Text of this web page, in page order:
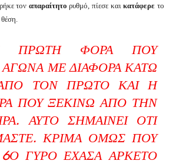
τον απαραίτητο ρυθμό, πίεσε καικατάφερε το
θέση.
ΠΡΏΤΗ ΦΟΡΆ ΠΟΥ
ΑΓΏΝΑ ΜΕ ΔΙΑΦΟΡΆ ΚΆΤΩ
ΤΟΝ ΠΡΏΤΟ ΚΑΙ Η
ΠΟΥ ΞΕΚΙΝΏ ΑΠΌ ΤΗΝ
ΑΥΤΌ ΣΗΜΑΊΝΕΙ ΌΤΙ
ΚΡΊΜΑ ΌΜΩΣ ΠΟΥ
ΓΎΡΟ ΈΧΑΣΑ ΑΡΚΕΤΌ